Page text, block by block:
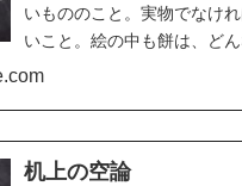
いもののこと。実物でなけ
いこと。絵の中も餅は、ど
できないことから。同類語...
机上の空論